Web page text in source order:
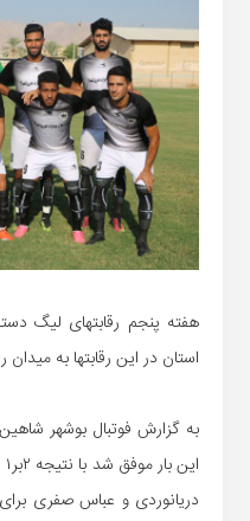
هفته پنجم رقابتهای لیگ
استان در این رقابتها به میدان
به گزارش فوتبال بوشهر
دریانوردی و عباس صفری